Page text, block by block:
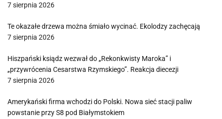
7 sierpnia 2026
Te okazałe drzewa można śmiało wycinać. Ekolodzy zachęcają
7 sierpnia 2026
Hiszpański ksiądz wezwał do „Rekonkwisty Maroka” i
„przywrócenia Cesarstwa Rzymskiego”. Reakcja diecezji
7 sierpnia 2026
Amerykański firma wchodzi do Polski. Nowa sieć stacji paliw
powstanie przy S8 pod Białymstokiem